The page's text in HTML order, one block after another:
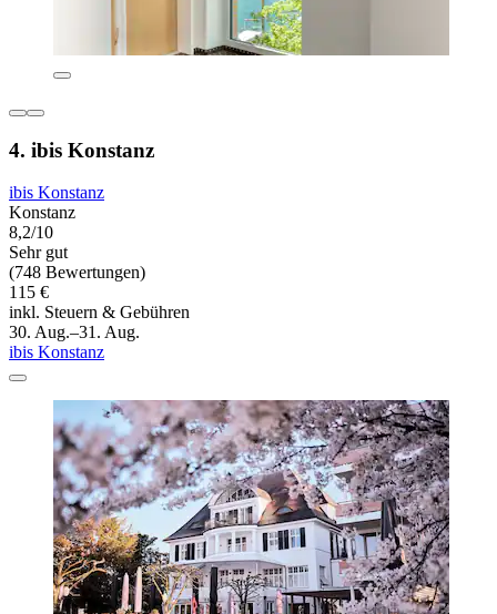
4. ibis Konstanz
ibis Konstanz
Konstanz
8,2/10
Sehr gut
(748 Bewertungen)
115 €
inkl. Steuern & Gebühren
30. Aug.–31. Aug.
ibis Konstanz